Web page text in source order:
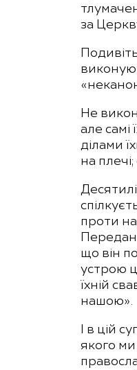
за
Не
але
ділами
на
проти
що він
устрою
їхній
нашою».
І в цій
якого